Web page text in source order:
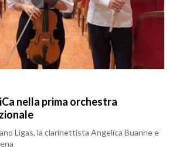
nella prima orchestra
Ligas, la clarinettista Angelica Buanne e